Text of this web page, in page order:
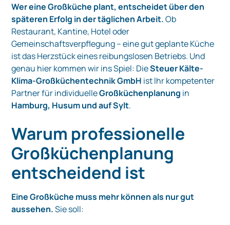
Wer eine Großküche plant, entscheidet über den
späteren Erfolg in der täglichen Arbeit.Ob
Restaurant, Kantine, Hotel oder
Gemeinschaftsverpflegung – eine gut geplante Küche
ist das Herzstück eines reibungslosen Betriebs. Und
genau hier kommen wir ins Spiel: DieSteuer Kälte-
Klima-Großküchentechnik GmbH ist Ihr kompetenter
Partner für individuelleGroßküchenplanung in
Hamburg, Husum und auf Sylt.
Warum professionelle
Großküchenplanung
entscheidend ist
Eine Großküche muss mehr können als nur gut
aussehen.Sie soll: